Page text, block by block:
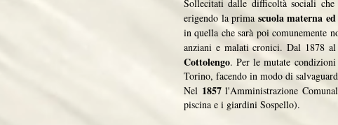
Sollecitati dalle difficoltà sociali
erigendo la prima scuola materna
in quella che sarà poi comunemente
anziani e malati cronici. Dal 1878
Cottolengo. Per le mutate
Torino, facendo in modo di
Nel 1857l'Amministrazione
piscina e i giardini Sospello).